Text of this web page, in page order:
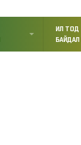
ИЛ ТОД
БАЙДАЛ